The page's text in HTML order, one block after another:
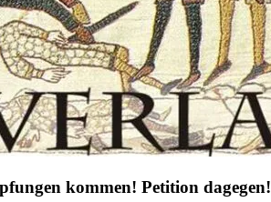
kommen! Petition dagegen!